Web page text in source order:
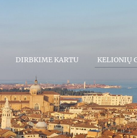
DIRBKIME KARTU KELIONIŲ